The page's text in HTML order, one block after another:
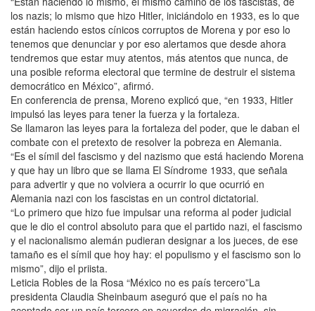
los nazis; lo mismo que hizo Hitler, iniciándolo en 1933, es lo que
están haciendo estos cínicos corruptos de Morena y por eso lo
tenemos que denunciar y por eso alertamos que desde ahora
tendremos que estar muy atentos, más atentos que nunca, de
una posible reforma electoral que termine de destruir el sistema
democrático en México”, afirmó.
En conferencia de prensa, Moreno explicó que, “en 1933, Hitler
impulsó las leyes para tener la fuerza y la fortaleza.
Se llamaron las leyes para la fortaleza del poder, que le daban el
combate con el pretexto de resolver la pobreza en Alemania.
“Es el símil del fascismo y del nazismo que está haciendo Morena
y que hay un libro que se llama El Síndrome 1933, que señala
para advertir y que no volviera a ocurrir lo que ocurrió en
Alemania nazi con los fascistas en un control dictatorial.
“Lo primero que hizo fue impulsar una reforma al poder judicial
que le dio el control absoluto para que el partido nazi, el fascismo
y el nacionalismo alemán pudieran designar a los jueces, de ese
tamaño es el símil que hoy hay: el populismo y el fascismo son lo
mismo”, dijo el priista.
Leticia Robles de la Rosa “México no es país tercero”La
presidenta Claudia Sheinbaum aseguró que el país no ha